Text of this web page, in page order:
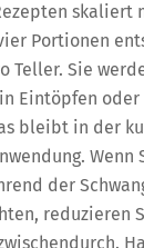
skaliert
Portionen
Teller. Sie
Eintöpfen
bleibt in der
Wenn
der
reduzieren